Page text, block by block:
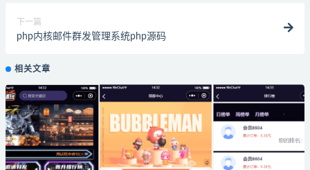
下一篇
php内核邮件群发管理系统php源码
相关文章